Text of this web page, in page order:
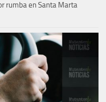
rumba en Santa Marta